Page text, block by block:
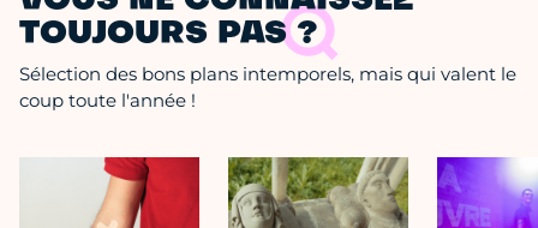
TOUJOURS PAS ?
Sélection des bons plans intemporels, mais qui valent le
coup toute l'année !